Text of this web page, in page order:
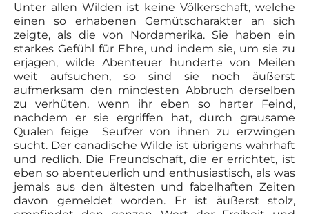
Unter allen Wilden ist keine Völkerschaft, welche
einen so erhabenen Gemütscharakter an sich
zeigte, als die von Nordamerika. Sie haben ein
starkes Gefühl für Ehre, und indem sie, um sie zu
erjagen, wilde Abenteuer hunderte von Meilen
weit aufsuchen, so sind sie noch äußerst
aufmerksam den mindesten Abbruch derselben
zu verhüten, wenn ihr eben so harter Feind,
nachdem er sie ergriffen hat, durch grausame
Qualen feige Seufzer von ihnen zu erzwingen
sucht. Der canadische Wilde ist übrigens wahrhaft
und redlich. Die Freundschaft, die er errichtet, ist
eben so abenteuerlich und enthusiastisch, als was
jemals aus den ältesten und fabelhaften Zeiten
davon gemeldet worden. Er ist äußerst stolz,